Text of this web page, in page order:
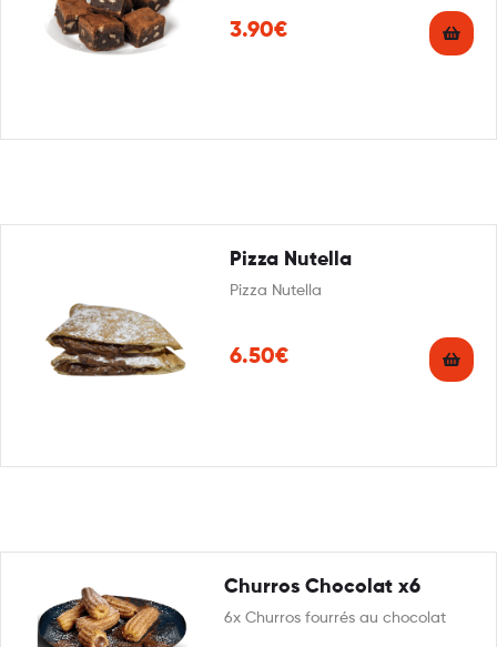
3.90€
Pizza Nutella
Pizza Nutella
6.50€
Churros Chocolat x6
6x Churros fourrés au chocolat